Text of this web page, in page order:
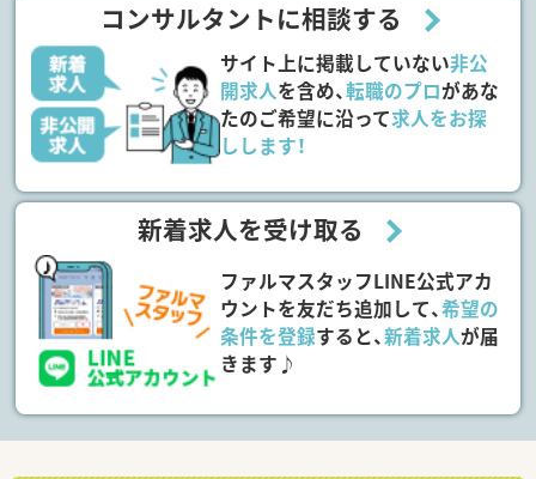
コンサルタントに相談する
サイト上に掲載していない非公
開求人を含め、転職のプロがあな
たのご希望に沿って求人をお探
しします！
新着求人を受け取る
ファルマスタッフLINE公式アカ
ウントを友だち追加して、希望の
条件を登録すると、新着求人が届
きます♪